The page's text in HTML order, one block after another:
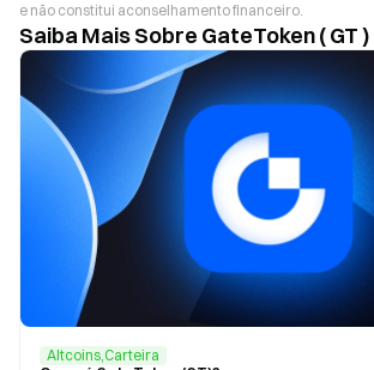
e não constitui aconselhamento financeiro.
Saiba Mais Sobre GateToken ( GT )
Altcoins,Carteira